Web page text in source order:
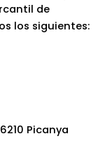
de
los siguientes:
Picanya